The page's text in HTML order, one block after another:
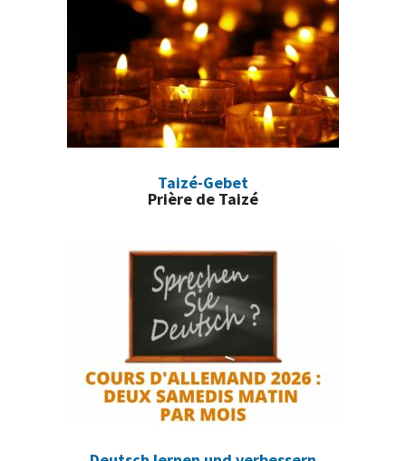
Taizé-Gebet
Prière de Taizé